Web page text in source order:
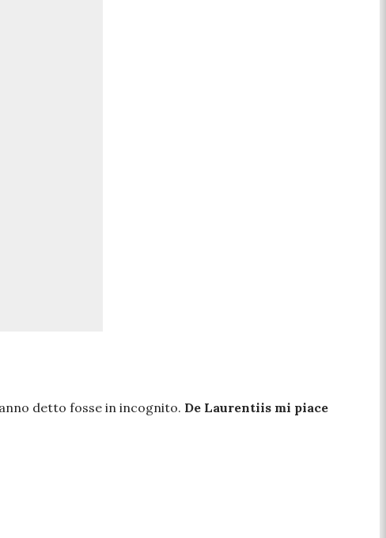
detto fosse in incognito. De Laurentiis mi piace